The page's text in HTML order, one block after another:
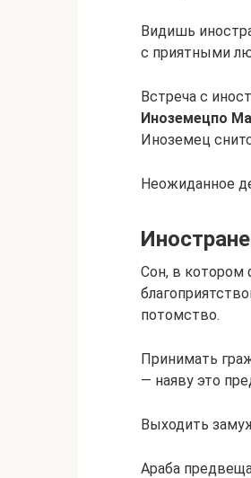
Видишь
с приятными
Встреча с
Иноземецпо
Иноземец
Неожиданное
Сон, в котором
потомство.
Принимать
— наяву это
Выходить
Араба